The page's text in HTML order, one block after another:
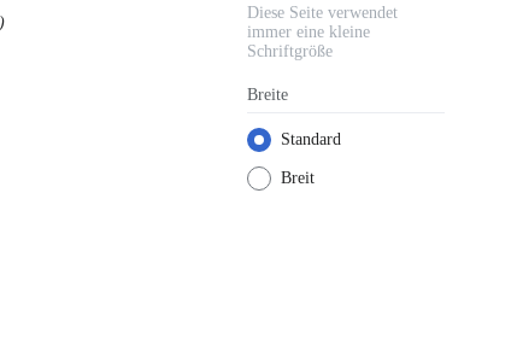
Diese Seite verwendet
immer eine kleine
Schriftgröße
Breite
Standard
Breit